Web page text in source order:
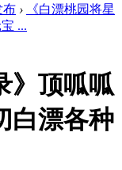
布 ›
《白漂桃园将星
...
》顶呱呱
白漂各种